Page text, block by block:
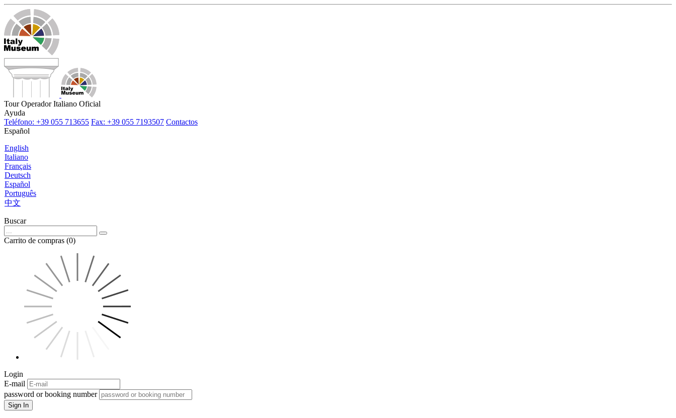
Tour Operador Italiano Oficial
Ayuda
Teléfono: +39 055 713655 Fax: +39 055 7193507 Contactos
Español
English
Italiano
Français
Deutsch
Español
Português
中文
Buscar
Carrito de compras (0)
Login
E-mail
password or booking number
Sign In